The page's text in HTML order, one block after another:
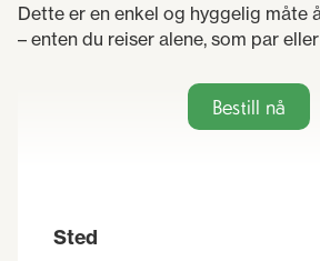
Dette er en enkel og hyggelig måte
– enten du reiser alene, som par
Bestill nå
Sted